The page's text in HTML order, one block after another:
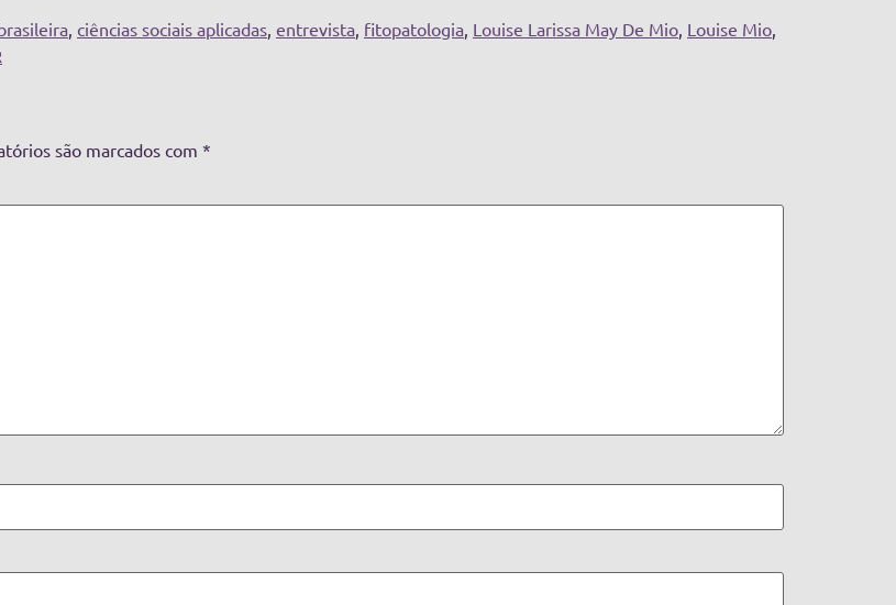
, ciências sociais aplicadas, entrevista, fitopatologia, Louise Larissa May De Mio, Louise Mio,
são marcados com *